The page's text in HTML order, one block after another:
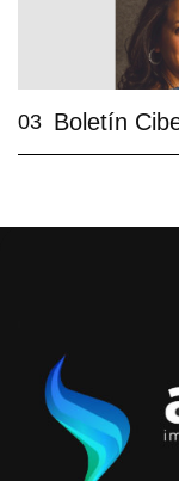
03 Boletín